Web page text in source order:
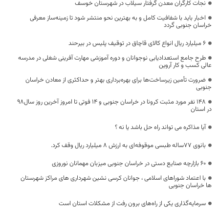
نجات کارگران معدن گرفتار سیلاب در شهرستان خوسف
اخبار باید با شفافیت کامل و به بهترین نحو منتشر شود تا زمینه‌ساز معرفی
خراسان جنوبی گردد
۶ میلیارد ریال انواع کالای قاچاق در توقیف پلیس در بیرحند
طرح جامع استعدادیابی نوجوانان و دوره آموزشی مهارت آفرینی شغلی در مدرسه
عالی کسب و کار آروین
ضرورت تأمین زیرساخت‌ها برای بهره‌برداری بهتر و حداکثری از معادن خراسان
جنوبی
148 نفر مورد مثبت کرونا در خراسان جنوبی و 14 فوتی تا امروز آخرین روز سال98
در استان
آیا مذاکره می تواند راه حل باشد یا نه ؟
بانوی ۷۷ساله طبسی موقوفه‌ای به ارزش 8 میلیارد ریال وقف کرد.
۶۰ بازارچه صنایع دستی در خراسان جنوبی میزبان مهمانان نوروزی
با اعتماد شوراهای اسلامی ، جوانان کرسی نشین شهرداری های مراکز شهرستان
ها خراسان جنوبی
سرمایه‌گذاری یکی از راه‌های برون رفت از مشکلات استان است